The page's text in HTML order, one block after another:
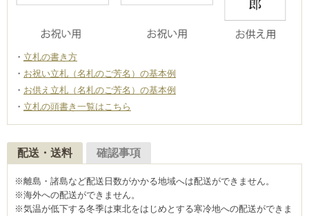
立札の書き方
お祝い立札（名札のご芳名）の基本例
お供え立札（名札のご芳名）の基本例
立札の頭書き一覧はこちら
配送・送料 確認事項
※離島・諸島など配送日数がかかる地域へは配送ができません。
※海外への配送ができません。
※気温が低下する冬季は東北をはじめとする寒冷地への配送ができま